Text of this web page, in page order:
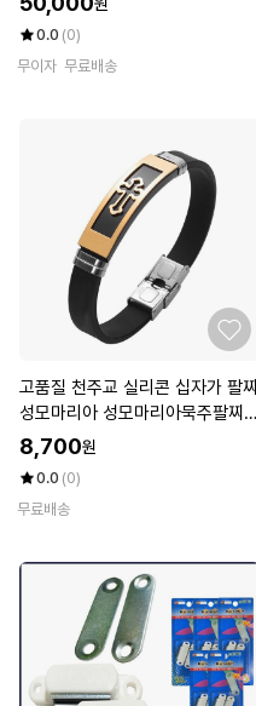
0.0 (0)
무이자 무료배송
고품질 천주교 실리콘 십자가 팔찌
성모마리아 성모마리아묵주팔찌
(WD07F89)
8,700원
0.0 (0)
무료배송